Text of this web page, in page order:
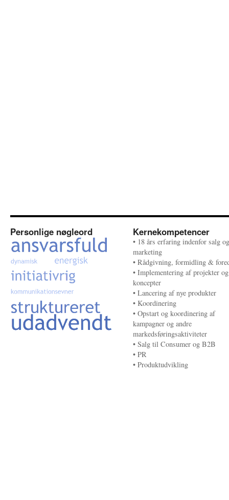
Personlige nøgleord Kernekompetencer
• 18 års erfaring indenfor salg og
marketing
• Rådgivning, formidling &
• Implementering af projekter og
koncepter
• Lancering af nye produkter
• Koordinering
• Opstart og koordinering af
kampagner og andre
markedsføringsaktiviteter
• Salg til Consumer og B2B
• PR
• Produktudvikling